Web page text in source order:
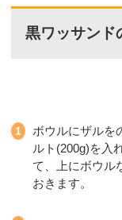
黒ワッサンド
ボウルにザルを
ルト(200g)を入
て、上にボウル
おきます。